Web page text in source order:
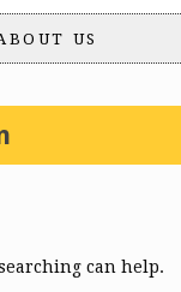
US
can help.